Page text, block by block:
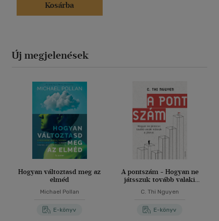
Kosárba
Új megjelenések
Hogyan változtasd meg az
elméd
Michael Pollan
E-könyv
A pontszám - Hogyan ne
játsszuk tovább valaki
C. Thi Nguyen
E-könyv